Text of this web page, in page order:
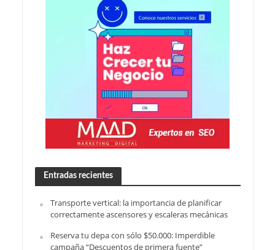
Entradas recientes
Transporte vertical: la importancia de planificar
correctamente ascensores y escaleras mecánicas
Reserva tu depa con sólo $50.000: Imperdible
campaña “Descuentos de primera fuente”